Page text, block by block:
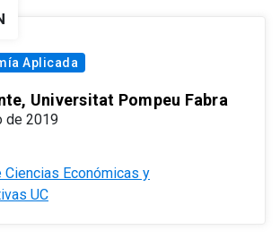
Aplicada
Universitat Pompeu Fabra
de 2019
Ciencias Económicas y
UC